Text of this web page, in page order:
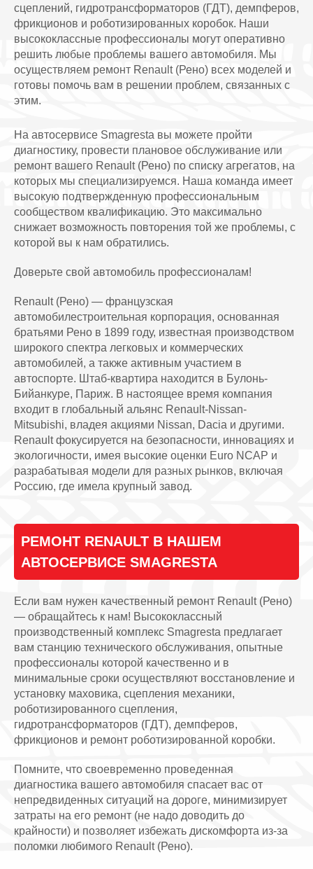
сцеплений, гидротрансформаторов (ГДТ), демпферов,
фрикционов и роботизированных коробок. Наши
высококлассные профессионалы могут оперативно
решить любые проблемы вашего автомобиля. Мы
осуществляем ремонт Renault (Рено) всех моделей и
готовы помочь вам в решении проблем, связанных с
этим.
На автосервисе Smagresta вы можете пройти
диагностику, провести плановое обслуживание или
ремонт вашего Renault (Рено) по списку агрегатов, на
которых мы специализируемся. Наша команда имеет
высокую подтвержденную профессиональным
сообществом квалификацию. Это максимально
снижает возможность повторения той же проблемы, с
которой вы к нам обратились.
Доверьте свой автомобиль профессионалам!
Renault (Рено) — французская
автомобилестроительная корпорация, основанная
братьями Рено в 1899 году, известная производством
широкого спектра легковых и коммерческих
автомобилей, а также активным участием в
автоспорте. Штаб-квартира находится в Булонь-
Бийанкуре, Париж. В настоящее время компания
входит в глобальный альянс Renault-Nissan-
Mitsubishi, владея акциями Nissan, Dacia и другими.
Renault фокусируется на безопасности, инновациях и
экологичности, имея высокие оценки Euro NCAP и
разрабатывая модели для разных рынков, включая
Россию, где имела крупный завод.
РЕМОНТ RENAULT В НАШЕМ
АВТОСЕРВИСЕ SMAGRESTA
Если вам нужен качественный ремонт Renault (Рено)
— обращайтесь к нам! Высококлассный
производственный комплекс Smagresta предлагает
вам станцию технического обслуживания, опытные
профессионалы которой качественно и в
минимальные сроки осуществляют восстановление и
установку маховика, сцепления механики,
роботизированного сцепления,
гидротрансформаторов (ГДТ), демпферов,
фрикционов и ремонт роботизированной коробки.
Помните, что своевременно проведенная
диагностика вашего автомобиля спасает вас от
непредвиденных ситуаций на дороге, минимизирует
затраты на его ремонт (не надо доводить до
крайности) и позволяет избежать дискомфорта из-за
поломки любимого Renault (Рено).